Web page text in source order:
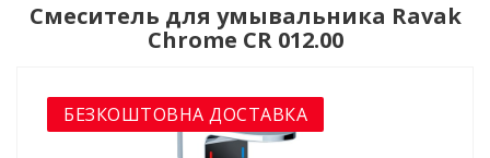
Смеситель для умывальника Ravak
Chrome CR 012.00
БЕЗКОШТОВНА ДОСТАВКА